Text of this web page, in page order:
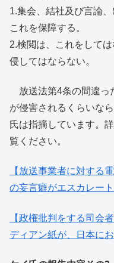
1.集会、結社及び言論
これを保障する。
2.検閲は、これをして
侵してはならない。
放送法第4条の間違っ
が侵害されるくらいな
氏は指摘しています。
覧ください。
【放送事業者に対する
の妄言癖がエスカレート
【政権批判をする司会
ディアン紙が、日本に